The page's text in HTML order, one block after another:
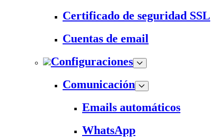
Certificado de seguridad SSL
Cuentas de email
Configuraciones
Comunicación
Emails automáticos
WhatsApp